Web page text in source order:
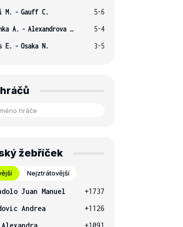
M. - Gauff C.
5-6
A. - Alexandrova E.
5-4
E. - Osaka N. 3-5
žebříček
Nejztrátovější
Juan Manuel
+1737
Andrea
+1126
+1091